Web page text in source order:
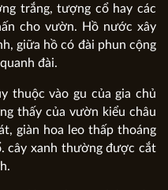
trắng, tượng cổ hay các
cho vườn. Hồ nước xây
giữa hồ có đài phun cộng
đài.
thuộc vào gu của gia chủ
thấy của vườn kiểu châu
giàn hoa leo thấp thoáng
cây xanh thường được cắt